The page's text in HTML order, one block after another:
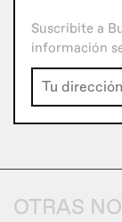
Suscribite a
información
OTRAS